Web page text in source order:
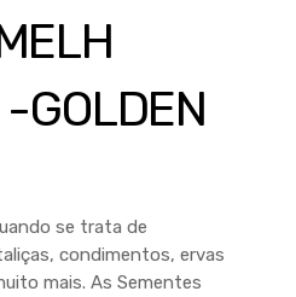
Outros
Sementes
Corte e Abrasivos
Ferramentas
Branco
de Ar
a Bateria
Lixadeira
de Palmas
de Proteção EPI
Furadeira
de Alta Pressão
GOLDEN
se trata de
condimentos, ervas
mais. As Sementes